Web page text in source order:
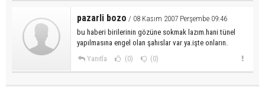
pazarli bozo / 08 Kasım 2007 Perşembe 09:46
bu haberi birilerinin gözüne sokmak lazım.hani tünel
yapılmasına engel olan şahıslar var ya.işte onların.
Yanıtla (0) (0)